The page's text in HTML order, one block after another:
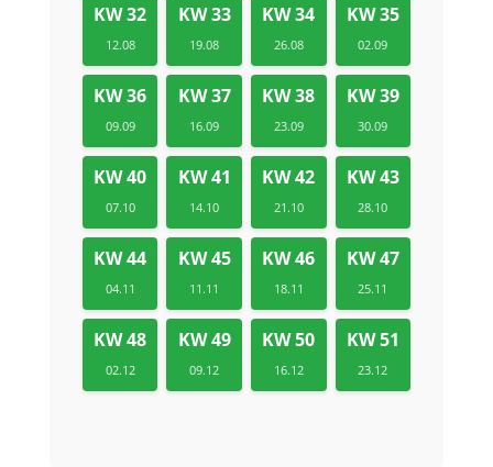
KW 32
12.08
KW 33
19.08
KW 34
26.08
KW 35
02.09
KW 36
09.09
KW 37
16.09
KW 38
23.09
KW 39
30.09
KW 40
07.10
KW 41
14.10
KW 42
21.10
KW 43
28.10
KW 44
04.11
KW 45
11.11
KW 46
18.11
KW 47
25.11
KW 48
02.12
KW 49
09.12
KW 50
16.12
KW 51
23.12